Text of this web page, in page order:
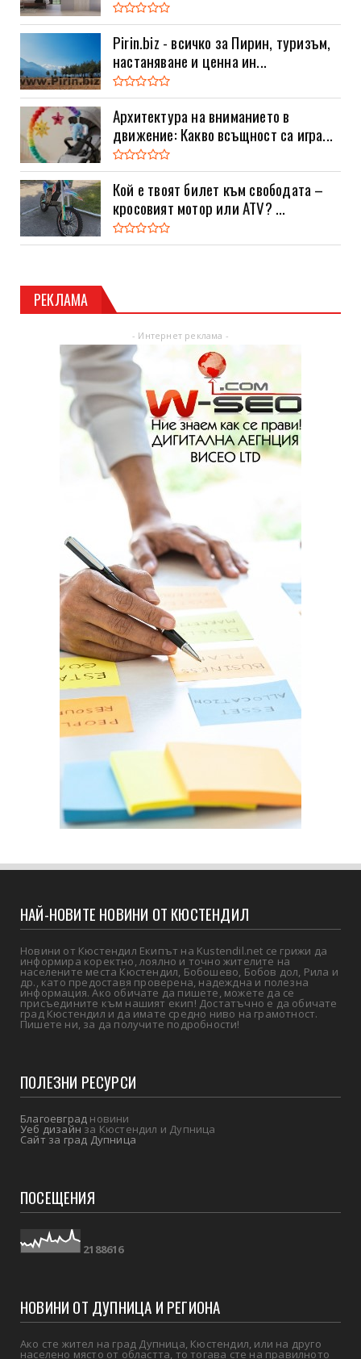
Pirin.biz - всичко за Пирин, туризъм,
настаняване и ценна ин...
Архитектура на вниманието в
движение: Какво всъщност са игра...
Кой е твоят билет към свободата –
кросовият мотор или ATV? ...
РЕКЛАМА
- Интернет реклама -
НАЙ-НОВИТЕ НОВИНИ ОТ КЮСТЕНДИЛ
Новини от Кюстендил Екипът на Kustendil.net се грижи да
информира коректно, лоялно и точно жителите на
населените места Кюстендил, Бобошево, Бобов дол, Рила и
др., като предоставя проверена, надеждна и полезна
информация. Ако обичате да пишете, можете да се
присъедините към нашият екип! Достатъчно е да обичате
град Кюстендил и да имате средно ниво на грамотност.
Пишете ни, за да получите подробности!
ПОЛЕЗНИ РЕСУРСИ
Благоевград новини
Уеб дизайнза Кюстендил и Дупница
Сайт за град Дупница
ПОСЕЩЕНИЯ
21 88616
НОВИНИ ОТ ДУПНИЦА И РЕГИОНА
Ако сте жител на град Дупница, Кюстендил, или на друго
населено място от областта, то тогава сте на правилното